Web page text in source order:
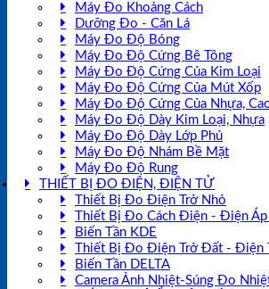
Máy Đo Khoảng Cách
Dưỡng Đo - Căn Lá
Máy Đo Độ Bóng
Máy Đo Độ Cứng Bê Tông
Máy Đo Độ Cứng Của Kim Loại
Máy Đo Độ Cứng Của Mút Xốp
Máy Đo Độ Cứng Của Nhựa,
Máy Đo Độ Dày Kim Loại, Nhựa
Máy Đo Độ Dày Lớp Phủ
Máy Đo Độ Nhám Bề Mặt
Máy Đo Độ Rung
THIẾT BỊ ĐO ĐIỆN, ĐIỆN TỬ
Thiết Bị Đo Điện Trở Nhỏ
Thiết Bị Đo Cách Điện - Điện Áp
Biến Tần KDE
Thiết Bị Đo Điện Trở Đất - Điện
Biến Tần DELTA
Camera Ảnh Nhiệt-Súng Đo